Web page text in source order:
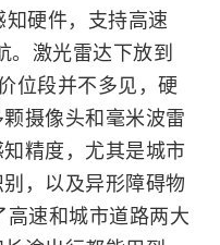
硬件，支持高速
。激光雷达下放到
位段并不多见，硬
摄像头和毫米波雷
精度，尤其是城市
，以及异形障碍物
高速和城市道路两大